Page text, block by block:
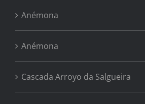
Anémona
Anémona
Cascada Arroyo da Salgueira